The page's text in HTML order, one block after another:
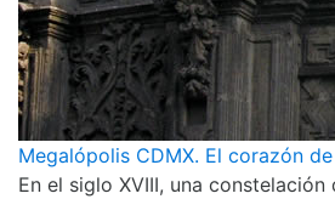
Megalópolis CDMX. El corazón
En el siglo XVIII, una